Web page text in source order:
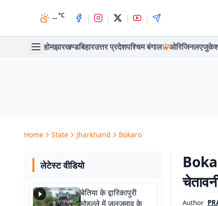
--°C | | | |
होमझारखण्डबिहारउत्तर प्रदेशपश्चिम बंगाल ओरिजिनल
Home State Jharkhand Bokaro
लेटेस्ट वीडियो
बेतिया के द्वारिकापुरी
मोहल्ले में जलजमाव के
Author